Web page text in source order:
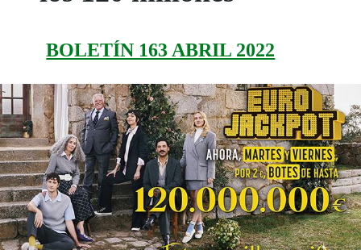
BOLETÍN 163 ABRIL 2022